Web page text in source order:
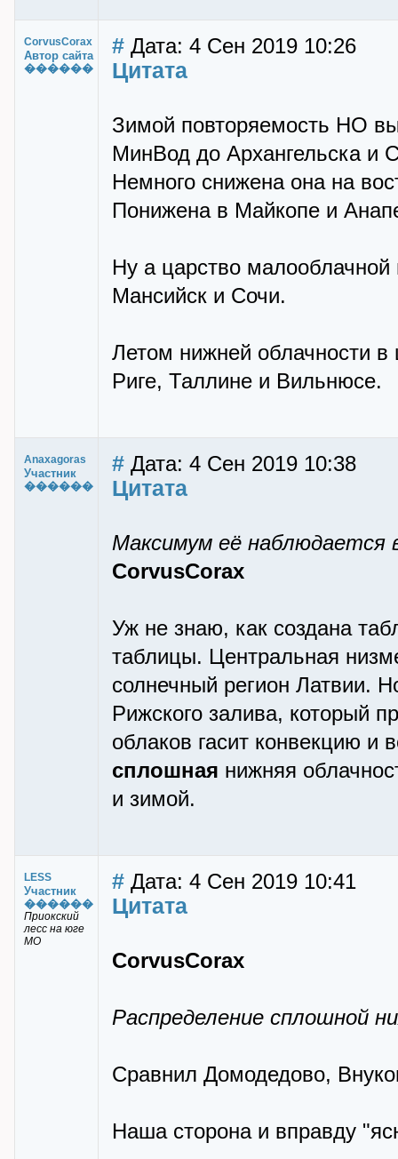
CorvusCorax
Автор сайта
������
# Дата: 4 Сен 2019 10:26
Цитата
Зимой повторяемость НО
МинВод до Архангельска и
Немного снижена она на
Понижена в Майкопе и
Ну а царство
Мансийск и Сочи.
Летом нижней облачности
Риге, Таллине и Вильнюсе.
Anaxagoras
Участник
������
# Дата: 4 Сен 2019 10:38
Цитата
Максимум её наблюдается
CorvusCorax
Уж не знаю, как создана
таблицы. Центральная
солнечный регион Латвии.
Рижского залива, который
облаков гасит конвекцию и
сплошная нижняя
и зимой.
LESS
Участник
������
Приокский
лесс на юге
МО
# Дата: 4 Сен 2019 10:41
Цитата
CorvusCorax
Распределение сплошной
Сравнил Домодедово,
Наша сторона и вправду